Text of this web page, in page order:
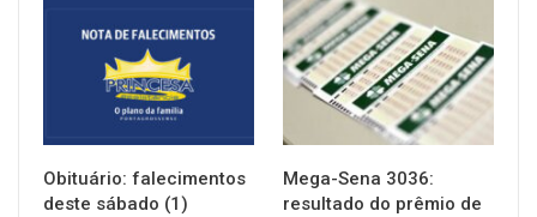
Obituário: falecimentos
deste sábado (1)
NOTÍCIAS
Mega-Sena 3036:
resultado do prêmio de